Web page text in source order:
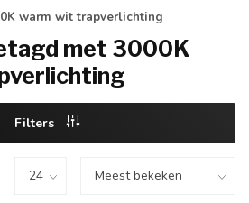
warm wit trapverlichting
met 3000K
Filters